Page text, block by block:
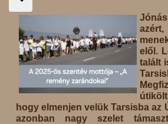
elől.
talált
hogy elmenjen velük Tarsisba az
azonban nagy szelet